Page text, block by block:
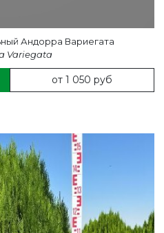
Андорра Вариегата
Variegata
от 1 050 руб